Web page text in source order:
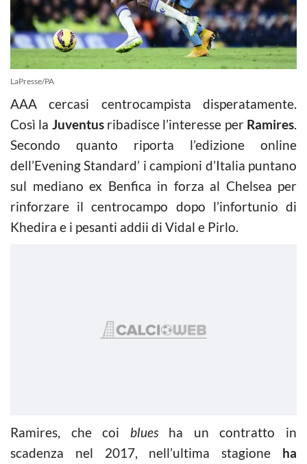
LaPresse/PA
AAA cercasi centrocampista disperatamente.
Così la Juventusribadisce l’interesse per Ramires.
Secondo quanto riporta l’edizione online
dell’Evening Standard’ i campioni d’Italia puntano
sul mediano ex Benfica in forza al Chelsea per
rinforzare il centrocampo dopo l’infortunio di
Khedira e i pesanti addii di Vidal e Pirlo.
Ramires, che coi bluesha un contratto in
scadenza nel 2017, nell’ultima stagione ha